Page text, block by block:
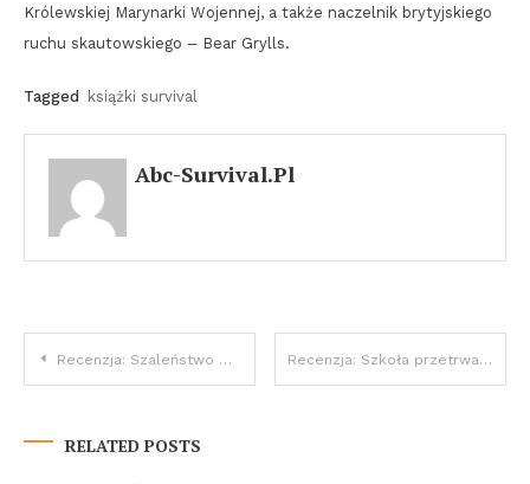
Królewskiej Marynarki Wojennej, a także naczelnik brytyjskiego
ruchu skautowskiego – Bear Grylls.
Tagged książki survival
Abc-Survival.pl
Nawigacja
Recenzja: Szaleństwo Marszu Recenzja: Szkoła przetrwania kultowy poradnik survivalowy
RELATED POSTS